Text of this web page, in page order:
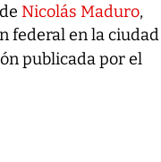
Nicolás Maduro,
federal en la ciudad
publicada por el